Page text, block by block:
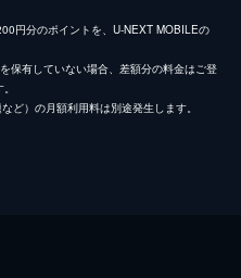
円分のポイントを、U-NEXT MOBILEの
保有していない場合、差額分の料金はご登
ど）の月額利用料は別途発生します。